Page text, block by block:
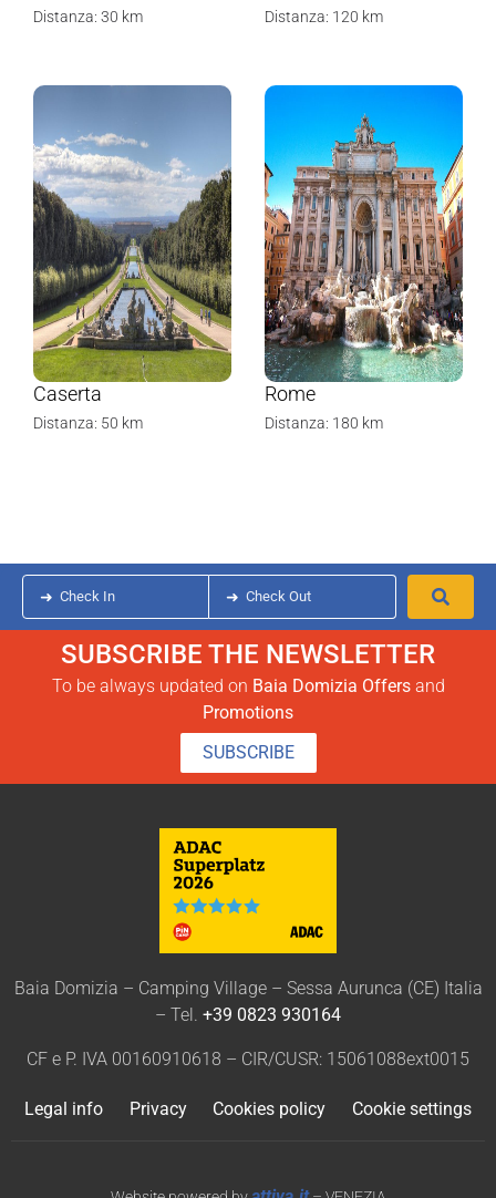
Distanza: 30 km Distanza: 120 km
Caserta
Distanza: 50 km
Rome
Distanza: 180 km
➜ Check In ➜ Check Out
SUBSCRIBE THE NEWSLETTER
To be always updated on Baia Domizia Offersand
Promotions
SUBSCRIBE
Baia Domizia – Camping Village – Sessa Aurunca (CE) Italia
– Tel. +39 0823 930164
CF e P. IVA 00160910618 – CIR/CUSR: 15061088ext0015
Legal info Privacy Cookies policy Cookie settings